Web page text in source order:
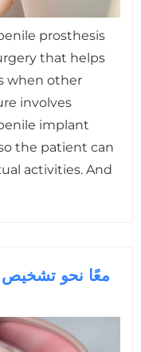
prosthesis
that helps
when other
involves
implant
the patient can
activities. And
معًا نحو تشخيص